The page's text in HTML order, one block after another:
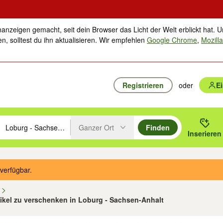
gemacht, seit dein Browser das Licht der Welt erblickt hat.
solltest du ihn aktualisieren. Wir empfehlenGoogle Chrome,
Registrieren oder
mit den Pfeiltasten nach oben/unten durchsuchen und mit
oder Ort eingeben. Eingabetaste drücken um zu suchen, oder
Ganzer Ort
Finden
Inserieren
zu verschenken in Loburg - Sachsen-Anhalt